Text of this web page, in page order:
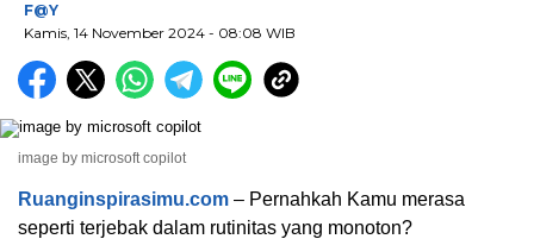
F@Y
Kamis, 14 November 2024 - 08:08 WIB
image by microsoft copilot
Ruanginspirasimu.com – Pernahkah Kamu merasa
seperti terjebak dalam rutinitas yang monoton?